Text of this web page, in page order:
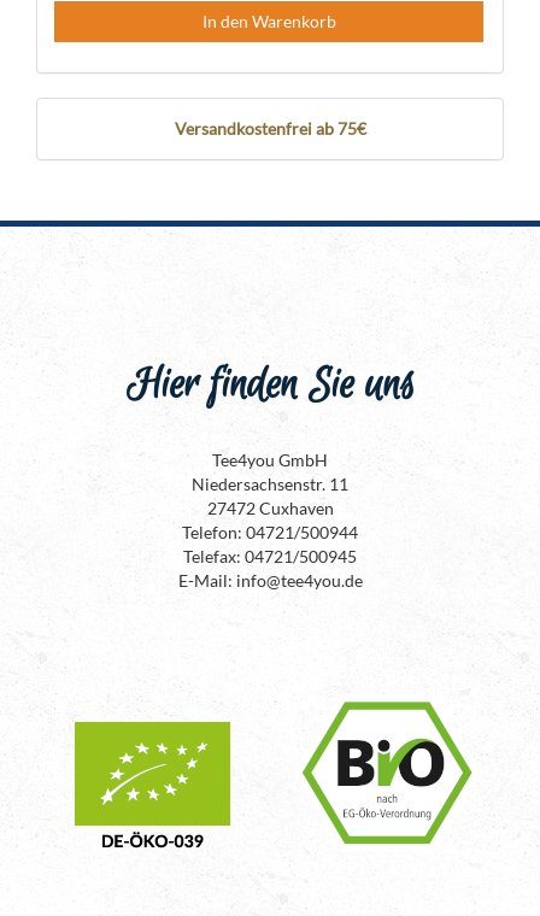
In den Warenkorb
Versandkostenfrei ab 75€
Hier finden Sie uns
Tee4you GmbH
Niedersachsenstr. 11
27472 Cuxhaven
Telefon: 04721/500944
Telefax: 04721/500945
E-Mail: info@tee4you.de